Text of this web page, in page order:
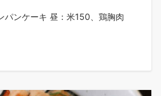
ンケーキ 昼：米150、鶏胸肉